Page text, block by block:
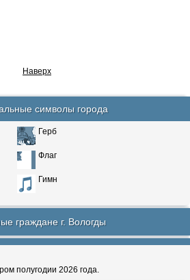
Наверх
символы города
Герб
Флаг
Гимн
граждане г. Вологды
полугодии 2026 года.